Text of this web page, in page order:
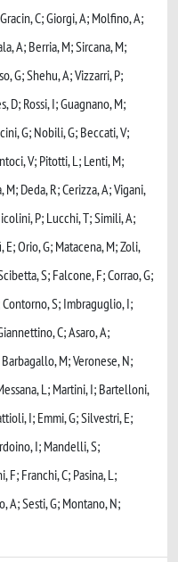
C; Giorgi, A; Molfino, A;
A; Berria, M; Sircana, M;
G; Shehu, A; Vizzarri, P;
D; Rossi, I; Guagnano, M;
G; Nobili, G; Beccati, V;
V; Pitotti, L; Lenti, M;
Deda, R; Cerizza, A; Vigani,
P; Lucchi, T; Simili, A;
Orio, G; Matacena, M; Zoli,
S; Falcone, F; Corrao, G;
Contorno, S; Imbraguglio, I;
C; Asaro, A;
M; Veronese, N;
L; Martini, I; Bartelloni,
I; Emmi, G; Silvestri, E;
I; Mandelli, S;
F; Franchi, C; Pasina, L;
A; Sesti, G; Montano, N;